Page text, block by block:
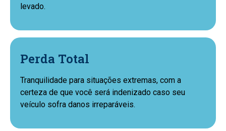
levado.
Perda Total
Tranquilidade para situações extremas, com a
certeza de que você será indenizado caso seu
veículo sofra danos irreparáveis.